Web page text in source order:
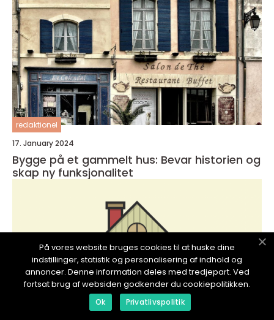
redaktionel
17. January 2024
Bygge på et gammelt hus: Bevar historien og
skap ny funksjonalitet
På vores website bruges cookies til at huske dine
indstillinger, statistik og personalisering af indhold og
annoncer. Denne information deles med tredjepart. Ved
fortsat brug af websiden godkender du cookiepolitikken.
Ok Privatlivspolitik